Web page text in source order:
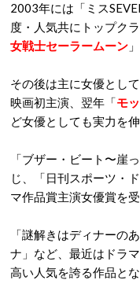
2003年には「ミス
度・人気共にトップク
女戦士セーラームーン
その後は主に女優として
映画初主演、翌年「モ
ど女優としても実力を伸
「ブザー・ビート〜崖
じ、「日刊スポーツ・
マ作品賞主演女優賞を受
「謎解きはディナーの
ナ」など、最近はドラ
高い人気を誇る作品とな